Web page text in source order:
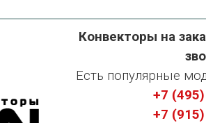
Конвекторы на
Есть популярные
+7
+7